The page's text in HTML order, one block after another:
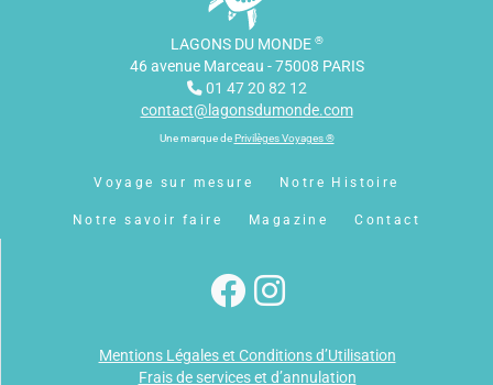
LAGONS DU MONDE ®
46 avenue Marceau - 75008 PARIS
01 47 20 82 12
contact@lagonsdumonde.com
Une marque dePrivilèges Voyages ®
Voyage sur mesure Notre Histoire
Notre savoir faire Magazine Contact
Mentions Légales et Conditions d’Utilisation
Frais de services et d’annulation